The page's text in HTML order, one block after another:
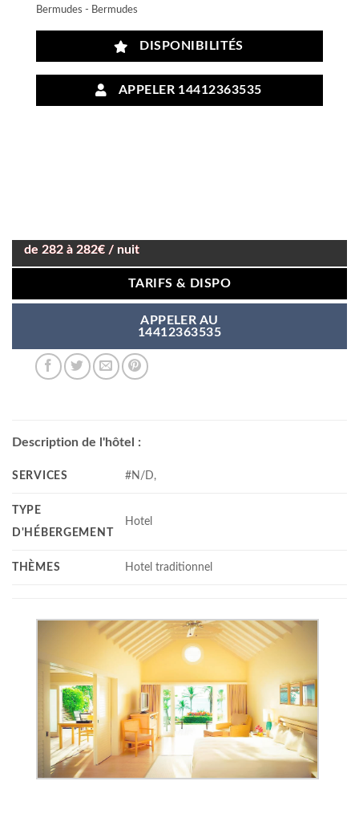
Bermudes - Bermudes
DISPONIBILITÉS
APPELER 14412363535
de 282 à 282€ / nuit
TARIFS & DISPO
APPELER AU
14412363535
Description de l'hôtel :
SERVICES #N/D,
TYPE
D'HÉBERGEMENT
Hotel
THÈMES Hotel traditionnel